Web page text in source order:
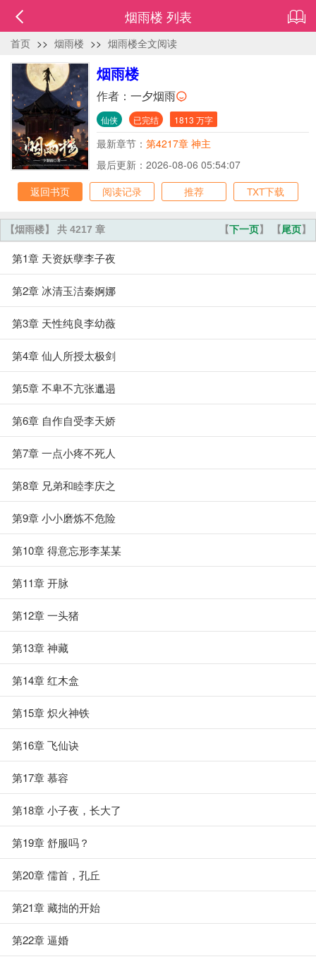
烟雨楼 列表
首页 >> 烟雨楼 >> 烟雨楼全文阅读
烟雨楼
作者： 一夕烟雨
仙侠 已完结 1813 万字
最新章节： 第4217章 神主
最后更新：2026-08-06 05:54:07
返回书页
阅读记录 推荐 TXT下载
【下一页】 【尾页】
【烟雨楼】 共 4217 章
第1章 天资妖孽李子夜
第2章 冰清玉洁秦婀娜
第3章 天性纯良李幼薇
第4章 仙人所授太极剑
第5章 不卑不亢张邋遢
第6章 自作自受李天娇
第7章 一点小疼不死人
第8章 兄弟和睦李庆之
第9章 小小磨炼不危险
第10章 得意忘形李某某
第11章 开脉
第12章 一头猪
第13章 神藏
第14章 红木盒
第15章 炽火神铁
第16章 飞仙诀
第17章 慕容
第18章 小子夜，长大了
第19章 舒服吗？
第20章 儒首，孔丘
第21章 藏拙的开始
第22章 逼婚